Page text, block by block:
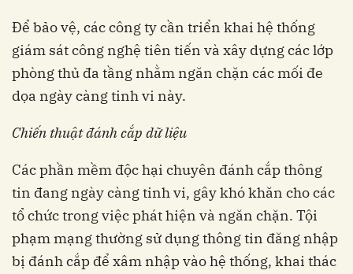
Để bảo vệ, các công ty cần triển khai hệ thống
giám sát công nghệ tiên tiến và xây dựng các lớp
phòng thủ đa tầng nhằm ngăn chặn các mối đe
dọa ngày càng tinh vi này.
Chiến thuật đánh cắp dữ liệu
Các phần mềm độc hại chuyên đánh cắp thông
tin đang ngày càng tinh vi, gây khó khăn cho các
tổ chức trong việc phát hiện và ngăn chặn. Tội
phạm mạng thường sử dụng thông tin đăng nhập
bị đánh cắp để xâm nhập vào hệ thống, khai thác